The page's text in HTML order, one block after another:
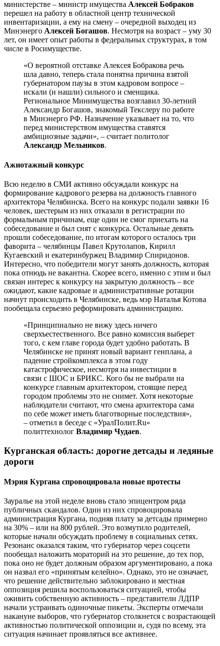
министерстве – министр имущества Алексей Бобраков
перешел на работу в областной центр технической
инвентаризации, а ему на смену – очередной выходец из
Минэнерго Алексей Богашов. Несмотря на возраст – уму 30
лет, он имеет опыт работы в федеральных структурах, в том
числе в Росимуществе.
«О вероятной отставке Алексея Бобракова речь
шла давно, теперь стала понятна причина взятой
губернатором паузы в этом кадровом вопросе –
искали (и нашли) сильного и сменщика.
Региональное Минимущества возглавил 30-летний
Александр Богашов, знакомый Текслеру по работе
в Минэнерго РФ. Назначение указывает на то, что
перед министерством имущества ставятся
амбициозные задачи», – считает политолог
Александр Мельников.
Ажиотажный конкурс
Всю неделю в СМИ активно обсуждали конкурс на
формирование кадрового резерва на должность главного
архитектора Челябинска. Всего на конкурс подали заявки 16
человек, шестерым из них отказали в регистрации по
формальным причинам, еще один не смог приехать на
собеседование и был снят с конкурса. Остальные девять
прошли собеседование, по итогам которого осталось три
фаворита – челябинцы Павел Крутолапов, Кирилл
Кугаевский и екатеринбуржец Владимир Спиридонов.
Интересно, что победители могут занять должность, которая
пока отнюдь не вакантна. Скорее всего, именно с этим и был
связан интерес к конкурсу на закрытую должность – все
ожидают, какие кадровые и административные ротации
начнут происходить в Челябинске, ведь мэр Наталья Котова
пообещала серьезно реформировать администрацию.
«Принципиально не вижу здесь ничего
сверхъестественного. Все равно комиссия выберет
того, с кем главе города будет удобно работать. В
Челябинске не принят новый вариант генплана, а
падение стройкомплекса в этом году
катастрофическое, несмотря на инвестиции в
связи с ШОС и БРИКС. Кого бы не выбрали на
конкурсе главным архитектором, стоящие перед
городом проблемы это не снимет. Хотя некоторые
наблюдатели считают, что смена архитектора сама
по себе может иметь благотворные последствия»,
– отметил в беседе с «УралПолит.Ru»
политтехнолог Владимир Чудаев.
Курганская область: дорогие детсады и ледяные
дороги
Мэрия Кургана спровоцировала новые протесты
Зауралье на этой неделе вновь стало эпицентром ряда
публичных скандалов. Один из них спровоцировала
администрация Кургана, подняв плату за детсады примерно
на 30% – или на 800 рублей. Это возмутило родителей,
которые начали обсуждать проблему в социальных сетях.
Резонанс оказался таким, что губернатор через соцсети
пообещал наложить мораторий на это решение, до тех пор,
пока оно не будет должным образом аргументировано, а пока
он назвал его «принятым келейно». Однако, это не означает,
что решение действительно заблокировано и местная
оппозиция решила воспользоваться ситуацией, чтобы
оживить собственную активность – представители ЛДПР
начали устраивать одиночные пикеты. Эксперты отмечали
накануне выборов, что губернатор столкнется с возрастающей
активностью политической оппозиции и, судя по всему, эта
ситуация начинает проявляться все активнее.